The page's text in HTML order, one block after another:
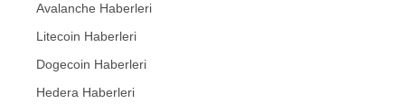
Avalanche Haberleri
Litecoin Haberleri
Dogecoin Haberleri
Hedera Haberleri